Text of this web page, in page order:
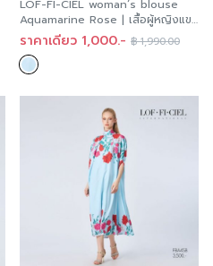
LOF-FI-CIEL woman’s blouse
Aquamarine Rose | เสื้อผู้หญิงแขน
สั้น สีฟ้า FBAASB
ราคาเดียว 1,000.- ฿1,990.00